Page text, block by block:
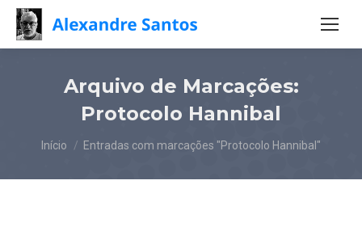
Arquivo de Marcações:
Protocolo Hannibal
Você está aqui:
Início Entradas com marcações "Protocolo Hannibal"